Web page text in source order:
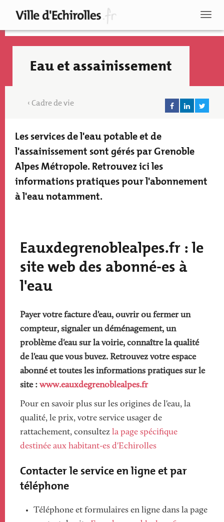
principal
Eau et assainissement
Cadre de vie
Texte
accroche
Les services de l'eau potable et de
l'assainissement sont gérés par Grenoble
Alpes Métropole. Retrouvez ici les
informations pratiques pour l'abonnement
à l'eau notamment.
Eauxdegrenoblealpes.fr : le
site web des abonné-es à
l'eau
Payer votre facture d'eau, ouvrir ou fermer un
compteur, signaler un déménagement, un
problème d'eau sur la voirie, connaître la qualité
de l'eau que vous buvez. Retrouvez votre espace
abonné et toutes les informations pratiques sur le
site : www.eauxdegrenoblealpes.fr
Pour en savoir plus sur les origines de l'eau, la
qualité, le prix, votre service usager de
rattachement, consultez la page spécifique
destinée aux habitant-es d'Echirolles
Contacter le service en ligne et par
téléphone
Téléphone et formulaires en ligne dans la page